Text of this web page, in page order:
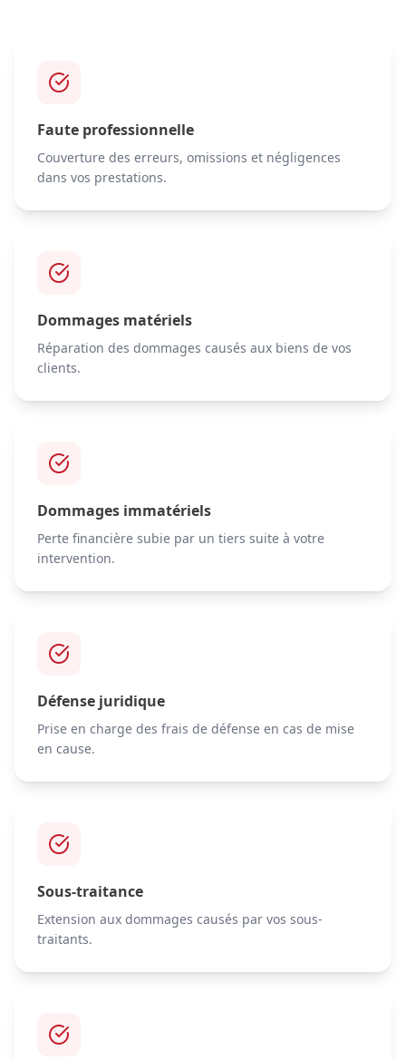
Faute professionnelle
Couverture des erreurs, omissions et négligences
dans vos prestations.
Dommages matériels
Réparation des dommages causés aux biens de vos
clients.
Dommages immatériels
Perte financière subie par un tiers suite à votre
intervention.
Défense juridique
Prise en charge des frais de défense en cas de mise
en cause.
Sous-traitance
Extension aux dommages causés par vos sous-
traitants.